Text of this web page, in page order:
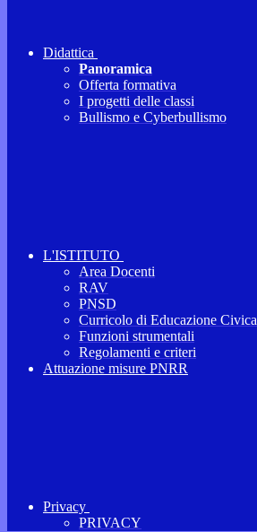
Didattica
Panoramica
Offerta formativa
I progetti delle classi
Bullismo e Cyberbullismo
L'ISTITUTO
Area Docenti
RAV
PNSD
Curricolo di Educazione Civica
Funzioni strumentali
Regolamenti e criteri
Attuazione misure PNRR
Privacy
PRIVACY